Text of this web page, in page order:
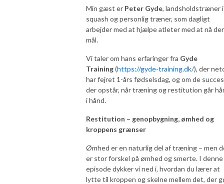
Min gæst er Peter Gyde, landsholdstræner i
squash og personlig træner, som dagligt
arbejder med at hjælpe atleter med at nå
mål.
Vi taler om hans erfaringer fra Gyde
Training(https://gyde-training.dk/), der
har fejret 1-års fødselsdag, og om de
der opstår, når træning og restitution går
i hånd.
Restitution – genopbygning, ømhed og
kroppens grænser
Ømhed er en naturlig del af træning – men
er stor forskel på ømhed og smerte. I denne
episode dykker vi ned i, hvordan du lærer at
lytte til kroppen og skelne mellem det, der